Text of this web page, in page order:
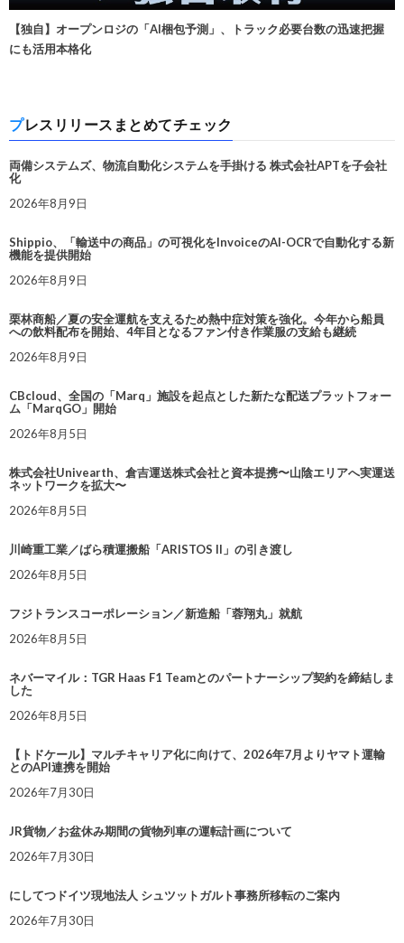
【独自】オープンロジの「AI梱包予測」、トラック必要台数の迅速把握
にも活用本格化
プレスリリースまとめてチェック
両備システムズ、物流自動化システムを手掛ける 株式会社APTを子会社
化
2026年8月9日
Shippio、「輸送中の商品」の可視化をInvoiceのAI-OCRで自動化する新
機能を提供開始
2026年8月9日
栗林商船／夏の安全運航を支えるため熱中症対策を強化。今年から船員
への飲料配布を開始、4年目となるファン付き作業服の支給も継続
2026年8月9日
CBcloud、全国の「Marq」施設を起点とした新たな配送プラットフォー
ム「MarqGO」開始
2026年8月5日
株式会社Univearth、倉吉運送株式会社と資本提携〜山陰エリアへ実運送
ネットワークを拡大〜
2026年8月5日
川崎重工業／ばら積運搬船「ARISTOS II」の引き渡し
2026年8月5日
フジトランスコーポレーション／新造船「蓉翔丸」就航
2026年8月5日
ネバーマイル：TGR Haas F1 Teamとのパートナーシップ契約を締結しま
した
2026年8月5日
【トドケール】マルチキャリア化に向けて、2026年7月よりヤマト運輸
とのAPI連携を開始
2026年7月30日
JR貨物／お盆休み期間の貨物列車の運転計画について
2026年7月30日
にしてつドイツ現地法人 シュツットガルト事務所移転のご案内
2026年7月30日